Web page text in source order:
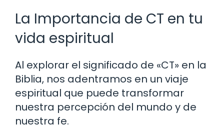
La Importancia de CT en tu
vida espiritual
Al explorar el significado de «CT» en la
Biblia, nos adentramos en un viaje
espiritual que puede transformar
nuestra percepción del mundo y de
nuestra fe.